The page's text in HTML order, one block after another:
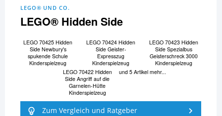
LEGO® UND CO.
LEGO® Hidden Side
LEGO 70425 Hidden
Side Newbury's
spukende Schule
Kinderspielzeug
LEGO 70424 Hidden
Side Geister-
Expresszug
Kinderspielzeug
LEGO 70423 Hidden
Side Spezialbus
Geisterschreck 3000
Kinderspielzeug
LEGO 70422 Hidden
Side Angriff auf die
Garnelen-Hütte
Kinderspielzeug
und 5 Artikel mehr...
Zum Vergleich und Ratgeber